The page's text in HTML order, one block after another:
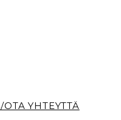
YHTEYTTÄ